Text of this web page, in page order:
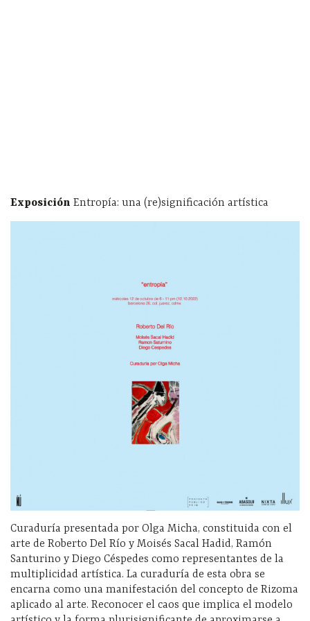
Exposición Entropía: una (re)significación artística
Curaduría presentada por Olga Micha, constituida con el
arte de Roberto Del Río y Moisés Sacal Hadid, Ramón
Santurino y Diego Céspedes como representantes de la
multiplicidad artística. La curaduría de esta obra se
encarna como una manifestación del concepto de Rizoma
aplicado al arte. Reconocer el caos que implica el modelo